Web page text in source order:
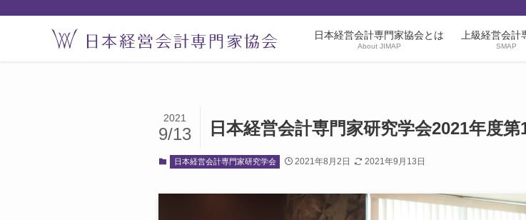
日本経営会計専門家協会とは
About JIMAP
上級経営会計
SMAP
日本経営会計専門家研究学会2021年度
2021
9/13
日本経営会計専門家研究学会 2021年8月2日 2021年9月13日